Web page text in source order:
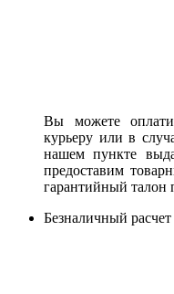
Вы можете
курьеру или в
нашем пункте
предоставим
гарантийный талон
Безналичный расчет